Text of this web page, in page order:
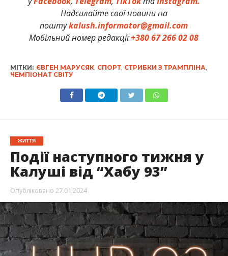
Надсилайте свої новини на
поштуkalush.informator@gmail.com
Мобільний номер редакції+380 67 266 02 08
МІТКИ: ЄВГЕН МАРУСЯК, СПОРТ, СТРИБКИ З ТРАМПЛІНА
ЧЕМПІОНАТ СВІТУ
ЖИТТЯ
Події наступного тижня у
Калуші від “Хабу 93”
Опубліковано 27.01.2024